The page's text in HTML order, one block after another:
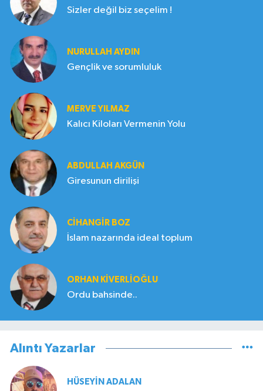
Sizler değil biz seçelim !
NURULLAH AYDIN
Gençlik ve sorumluluk
MERVE YILMAZ
Kalıcı Kiloları Vermenin Yolu
ABDULLAH AKGÜN
Giresunun dirilişi
CIHANGIR BOZ
İslam nazarında ideal toplum
ORHAN KIVERLIOĞLU
Ordu bahsinde..
Alıntı Yazarlar
HÜSEYIN ADALAN